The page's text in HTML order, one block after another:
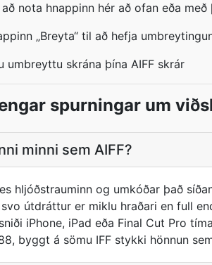
nota hnappinn hér að ofan eða
„Breyta“ til að hefja
umbreyttu skrána þína AIFF skrár
spurningar um
minni sem AIFF?
hljóðstrauminn og umkóðar það
útdráttur er miklu hraðari en full
iPhone, iPad eða Final Cut Pro
byggt á sömu IFF stykki hönnun sem